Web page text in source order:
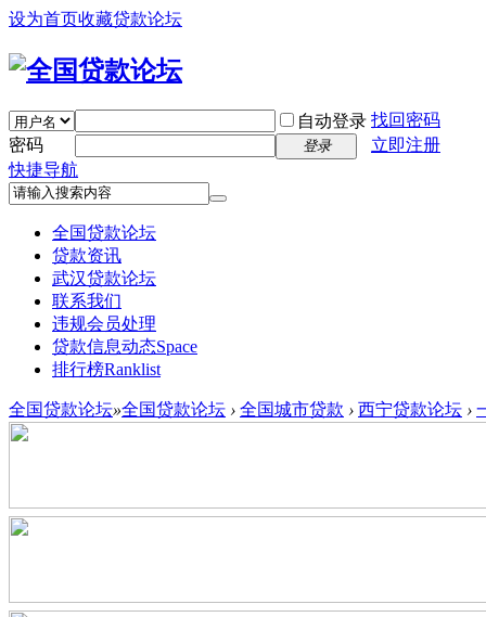
设为首页收藏贷款论坛
自动登录 找回密码
密码
登录
立即注册
快捷导航
全国贷款论坛
贷款资讯
武汉贷款论坛
联系我们
违规会员处理
贷款信息动态Space
排行榜Ranklist
全国贷款论坛»全国贷款论坛 › 全国城市贷款 › 西宁贷款论坛 ›